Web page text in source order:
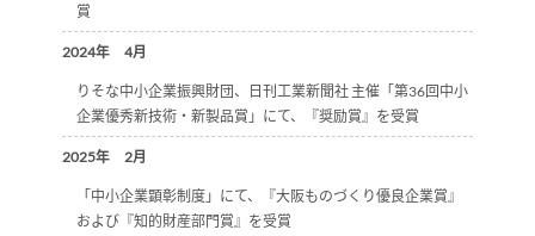
賞
2024年 4月
りそな中小企業振興財団、日刊工業新聞社 主催「第36回中小
企業優秀新技術・新製品賞」にて、『奨励賞』を受賞
2025年 2月
「中小企業顕彰制度」にて、『大阪ものづくり優良企業賞』
および『知的財産部門賞』を受賞